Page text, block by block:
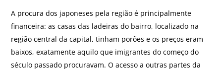
A procura dos japoneses pela região é principalmente
financeira: as casas das ladeiras do bairro, localizado na
região central da capital, tinham porões e os preços eram
baixos, exatamente aquilo que imigrantes do começo do
século passado procuravam. O acesso a outras partes da